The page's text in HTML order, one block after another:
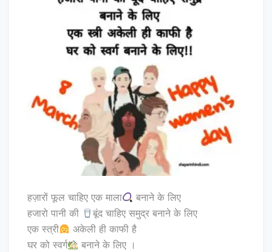
हज़ारों फूल चाहिए एक माला
बनाने के लिए
हजारो पानी की
बूंद चाहिए समुद्र बनाने के लिए
एक स्त्री
अकेली ही काफी है
घर को स्वर्ग
बनाने के लिए ।